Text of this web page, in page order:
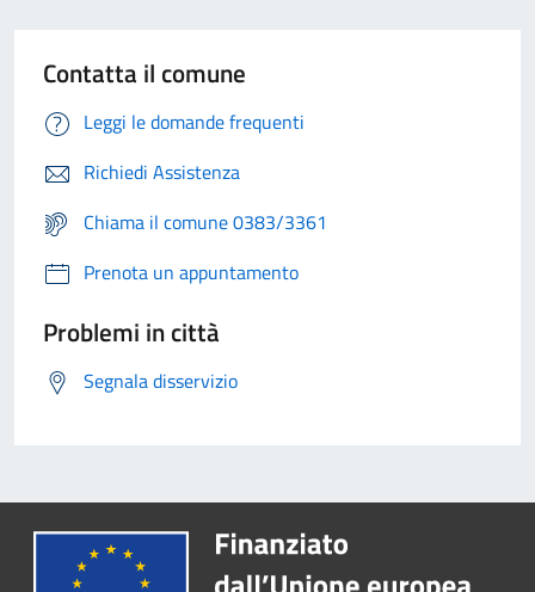
Contatta il comune
Leggi le domande frequenti
Richiedi Assistenza
Chiama il comune 0383/3361
Prenota un appuntamento
Problemi in città
Segnala disservizio